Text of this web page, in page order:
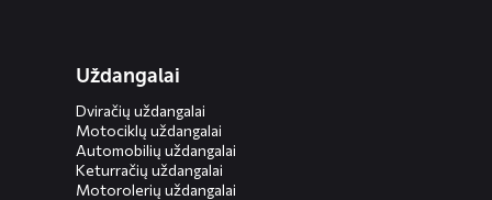
Uždangalai
Dviračių uždangalai
Motociklų uždangalai
Automobilių uždangalai
Keturračių uždangalai
Motorolerių uždangalai